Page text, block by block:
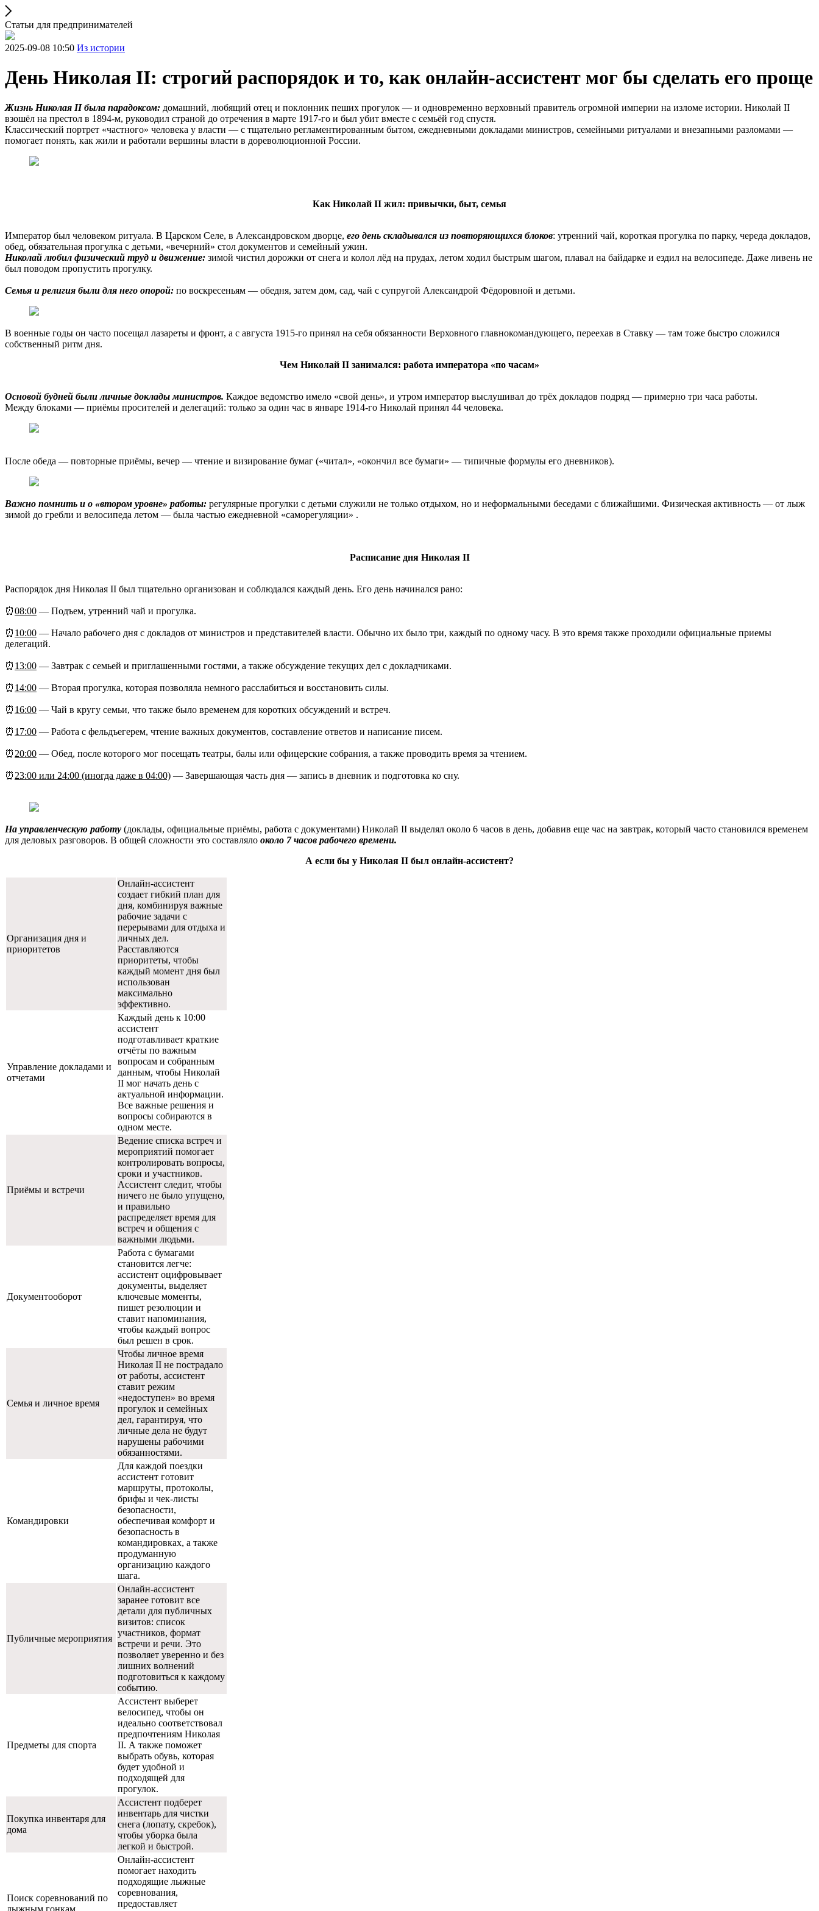
Статьи для предпринимателей
2025-09-08 10:50 Из истории
День Николая II: строгий распорядок и то, как онлайн-ассистент мог бы сделать его проще
Жизнь Николая II была парадоксом: домашний, любящий отец и поклонник пеших прогулок — и одновременно верховный правитель огромной империи на изломе истории. Николай II
взошёл на престол в 1894-м, руководил страной до отречения в марте 1917-го и был убит вместе с семьёй год спустя.
Классический портрет «частного» человека у власти — с тщательно регламентированным бытом, ежедневными докладами министров, семейными ритуалами и внезапными разломами —
помогает понять, как жили и работали вершины власти в дореволюционной России.
Как Николай II жил: привычки, быт, семья
Император был человеком ритуала. В Царском Селе, в Александровском дворце, его день складывался из повторяющихся блоков: утренний чай, короткая прогулка по парку, череда докладов,
обед, обязательная прогулка с детьми, «вечерний» стол документов и семейный ужин.
Николай любил физический труд и движение: зимой чистил дорожки от снега и колол лёд на прудах, летом ходил быстрым шагом, плавал на байдарке и ездил на велосипеде. Даже ливень не
был поводом пропустить прогулку.
Семья и религия были для него опорой: по воскресеньям — обедня, затем дом, сад, чай с супругой Александрой Фёдоровной и детьми.
В военные годы он часто посещал лазареты и фронт, а с августа 1915-го принял на себя обязанности Верховного главнокомандующего, переехав в Ставку — там тоже быстро сложился
собственный ритм дня.
Чем Николай II занимался: работа императора «по часам»
Основой будней были личные доклады министров. Каждое ведомство имело «свой день», и утром император выслушивал до трёх докладов подряд — примерно три часа работы.
Между блоками — приёмы просителей и делегаций: только за один час в январе 1914-го Николай принял 44 человека.
После обеда — повторные приёмы, вечер — чтение и визирование бумаг («читал», «окончил все бумаги» — типичные формулы его дневников).
Важно помнить и о «втором уровне» работы: регулярные прогулки с детьми служили не только отдыхом, но и неформальными беседами с ближайшими. Физическая активность — от лыж
зимой до гребли и велосипеда летом — была частью ежедневной «саморегуляции» .
Расписание дня Николая II
Распорядок дня Николая II был тщательно организован и соблюдался каждый день. Его день начинался рано:
⏰08:00 — Подъем, утренний чай и прогулка.
⏰ 10:00 — Начало рабочего дня с докладов от министров и представителей власти. Обычно их было три, каждый по одному часу. В это время также проходили официальные приемы
делегаций.
⏰ 13:00 — Завтрак с семьей и приглашенными гостями, а также обсуждение текущих дел с докладчиками.
⏰ 14:00 — Вторая прогулка, которая позволяла немного расслабиться и восстановить силы.
⏰ 16:00 — Чай в кругу семьи, что также было временем для коротких обсуждений и встреч.
⏰ 17:00 — Работа с фельдъегерем, чтение важных документов, составление ответов и написание писем.
⏰ 20:00 — Обед, после которого мог посещать театры, балы или офицерские собрания, а также проводить время за чтением.
⏰ 23:00 или 24:00 (иногда даже в 04:00) — Завершающая часть дня — запись в дневник и подготовка ко сну.
На управленческую работу (доклады, официальные приёмы, работа с документами) Николай II выделял около 6 часов в день, добавив еще час на завтрак, который часто становился временем
для деловых разговоров. В общей сложности это составляло около 7 часов рабочего времени.
А если бы у Николая II был онлайн-ассистент?
Организация дня и
приоритетов
Онлайн-ассистент
создает гибкий план для
дня, комбинируя важные
рабочие задачи с
перерывами для отдыха и
личных дел.
Расставляются
приоритеты, чтобы
каждый момент дня был
использован
максимально
эффективно.
Управление докладами и
отчетами
Каждый день к 10:00
ассистент
подготавливает краткие
отчёты по важным
вопросам и собранным
данным, чтобы Николай
II мог начать день с
актуальной информации.
Все важные решения и
вопросы собираются в
одном месте.
Приёмы и встречи
Ведение списка встреч и
мероприятий помогает
контролировать вопросы,
сроки и участников.
Ассистент следит, чтобы
ничего не было упущено,
и правильно
распределяет время для
встреч и общения с
важными людьми.
Документооборот
Работа с бумагами
становится легче:
ассистент оцифровывает
документы, выделяет
ключевые моменты,
пишет резолюции и
ставит напоминания,
чтобы каждый вопрос
был решен в срок.
Семья и личное время
Чтобы личное время
Николая II не пострадало
от работы, ассистент
ставит режим
«недоступен» во время
прогулок и семейных
дел, гарантируя, что
личные дела не будут
нарушены рабочими
обязанностями.
Командировки
Для каждой поездки
ассистент готовит
маршруты, протоколы,
брифы и чек-листы
безопасности,
обеспечивая комфорт и
безопасность в
командировках, а также
продуманную
организацию каждого
шага.
Публичные мероприятия
Онлайн-ассистент
заранее готовит все
детали для публичных
визитов: список
участников, формат
встречи и речи. Это
позволяет уверенно и без
лишних волнений
подготовиться к каждому
событию.
Предметы для спорта
Ассистент выберет
велосипед, чтобы он
идеально соответствовал
предпочтениям Николая
II. А также поможет
выбрать обувь, которая
будет удобной и
подходящей для
прогулок.
Покупка инвентаря для
дома
Ассистент подберет
инвентарь для чистки
снега (лопату, скребок),
чтобы уборка была
легкой и быстрой.
Поиск соревнований по
лыжным гонкам
Онлайн-ассистент
помогает находить
подходящие лыжные
соревнования,
предоставляет